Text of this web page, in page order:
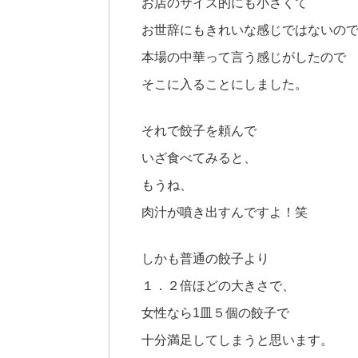
お世辞にもきれいな感じではないの
本場の中華って言う感じがしたので
そこに入ることにしました。
それで餃子を頼んで
いざ食べてみると、
もうね、
肉汁が噴き出すんですよ！笑
しかも普通の餃子より
１．２倍ほどの大きさで、
女性なら1皿５個の餃子で
十分満足してしまうと思います。